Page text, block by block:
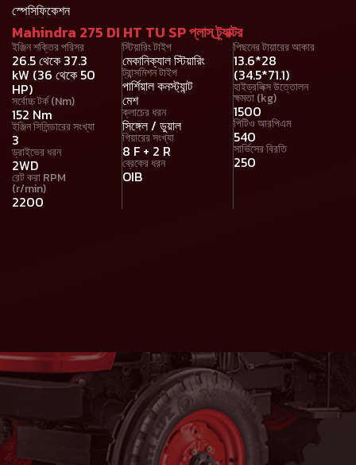
স্পেসিফিকেশন
Mahindra 275 DI HT TU SP প্লাস ট্র্যাক্টর
ইঞ্জিন শক্তির পরিসর
26.5 থেকে 37.3
kW (36 থেকে 50
HP)
সর্বোচ্চ টর্ক (Nm)
152 Nm
ইঞ্জিন সিলিন্ডারের সংখ্যা
3
ড্রাইভের ধরন
2WD
রেট করা RPM
(r/min)
2200
স্টিয়ারিং টাইপ
মেকানিক্যাল স্টিয়ারিং
ট্রান্সমিশন টাইপ
পার্শিয়াল কনস্ট্যান্ট
মেশ
ক্লাচের ধরন
সিঙ্গেল / ডুয়াল
গিয়ারের সংখ্যা
8 F + 2 R
ব্রেকের ধরন
OIB
পিছনের টায়ারের আকার
13.6*28
(34.5*71.1)
হাইড্রলিক্স উত্তোলন
ক্ষমতা (kg)
1500
পিটিও আরপিএম
540
সার্ভিসের বিরতি
250